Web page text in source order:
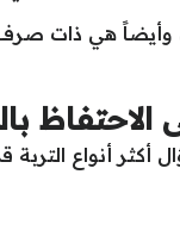
وأيضاً هي ذات
الاحتفاظ
أنواع التربة